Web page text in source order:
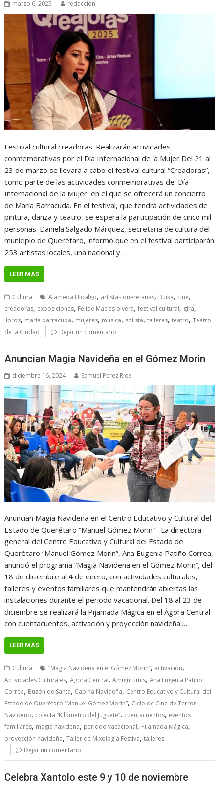
marzo 6, 2025 redacción
Festival cultural creadoras: Realizarán actividades
conmemorativas por el Día Internacional de la Mujer Del 21 al
23 de marzo se llevará a cabo el festival cultural “Creadoras”,
como parte de las actividades conmemorativas del Día
Internacional de la Mujer, en el que se ofrecerá un concierto
de María Barracuda. En el festival, que tendrá actividades de
pintura, danza y teatro, se espera la participación de cinco mil
personas. Daniela Salgado Márquez, secretaria de cultura del
municipio de Querétaro, informó que en el festival participarán
253 artistas locales, una nacional y…
LEER MÁS
Cultura Alameda HIdalgo, artistas queretanas, Buika, cine,
creadoras, exposiciones, Felipe Macías olvera,festival cultural, gira,
libros, maría barracuda, mujeres, música, solista,talleres,teatro,Teatro
de la Ciudad
Dejar un comentario
Anuncian Magia Navideña en el Gómez Morin
diciembre 16, 2024 Samuel Perez Rios
Anuncian Magia Navideña en el Centro Educativo y Cultural del
Estado de Querétaro “Manuel Gómez Morin” La directora
general del Centro Educativo y Cultural del Estado de
Querétaro “Manuel Gómez Morin”, Ana Eugenia Patiño Correa,
anunció el programa “Magia Navideña en el Gómez Morin”, del
18 de diciembre al 4 de enero, con actividades culturales,
talleres y eventos familiares que mantendrán abiertas las
instalaciones durante el periodo vacacional. Del 18 al 23 de
diciembre se realizará la Pijamada Mágica en el Ágora Central
con cuentacuentos, activación y proyección navideña.…
LEER MÁS
Cultura “Magia Navideña en el Gómez Morin”, activación,
Actividades Culturales,Ágora Central,Amigurumis,Ana Eugenia Patiño
Correa, Buzón de Santa, Cabina Navideña, Centro Educativo y Cultural del
Estado de Querétaro “Manuel Gómez Morin”, Ciclo de Cine de Terror
Navideño, colecta “Kilómetro del Juguete”, cuentacuentos, eventos
familiares, magia navideña, periodo vacacional, Pijamada Mágica,
proyección navideña,Taller de Mixología Festiva,talleres
Dejar un comentario
Celebra Xantolo este 9 y 10 de noviembre